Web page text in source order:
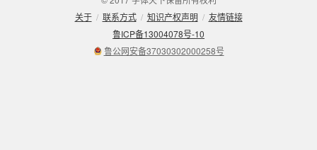
关于 / 联系方式 / 知识产权声明 / 友情链接
鲁ICP备13004078号-10
鲁公网安备37030302000258号